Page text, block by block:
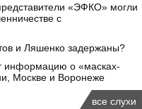
«ЭФКО» могли
с
и Ляшенко задержаны?
информацию о «масках-
Москве и Воронеже
все слухи